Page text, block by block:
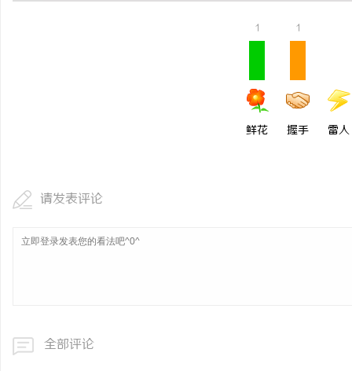
1
鲜花
1
握手 雷人
请发表评论
全部评论